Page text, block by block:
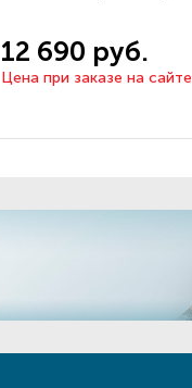
12 690 руб.
Цена при заказе на сайте